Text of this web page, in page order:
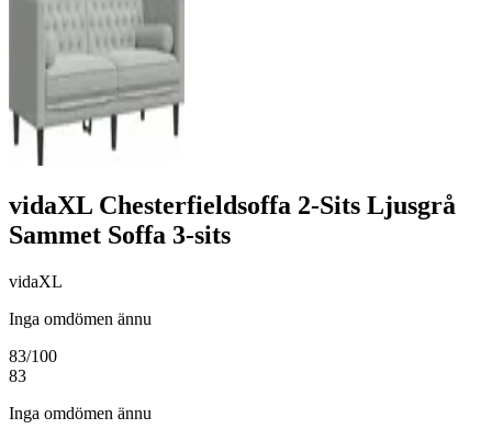
vidaXL Chesterfieldsoffa 2-Sits Ljusgrå
Sammet Soffa 3-sits
vidaXL
Inga omdömen ännu
83/100
83
Inga omdömen ännu